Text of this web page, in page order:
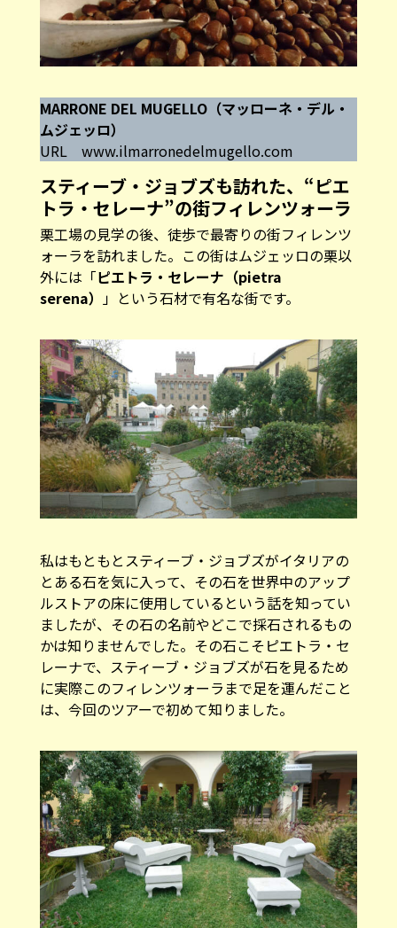
MARRONE DEL MUGELLO（マッローネ・デル・
ムジェッロ）
URL www.ilmarronedelmugello.com
スティーブ・ジョブズも訪れた、“ピエ
トラ・セレーナ”の街フィレンツォーラ
栗工場の見学の後、徒歩で最寄りの街フィレンツ
ォーラを訪れました。この街はムジェッロの栗以
外には「ピエトラ・セレーナ（pietra
serena） 」という石材で有名な街です。
私はもともとスティーブ・ジョブズがイタリアの
とある石を気に入って、その石を世界中のアップ
ルストアの床に使用しているという話を知ってい
ましたが、その石の名前やどこで採石されるもの
かは知りませんでした。その石こそピエトラ・セ
レーナで、スティーブ・ジョブズが石を見るため
に実際このフィレンツォーラまで足を運んだこと
は、今回のツアーで初めて知りました。